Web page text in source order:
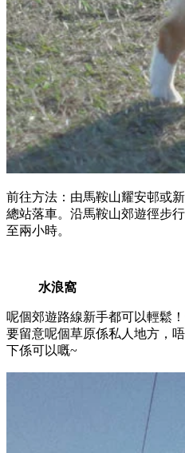
前往方法：由馬鞍山耀安邨或
總站落車。沿馬鞍山郊遊徑步
至兩小時。
水浪窩
呢個郊遊路線新手都可以輕鬆
要留意呢個草原係私人地方，
下係可以嘅~